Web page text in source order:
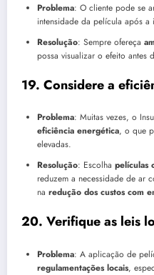
Problema: O cliente pode se
intensidade da película após a
Resolução: Sempre ofereça
possa visualizar o efeito antes
19. Considere a
Problema: Muitas vezes, o
eficiência energética, o que
elevadas.
Resolução: Escolha películas
reduzem a necessidade de ar
na redução dos custos com
20. Verifique as leis
Problema: A aplicação de
regulamentações locais,